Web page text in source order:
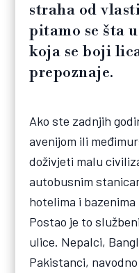
straha od
pitamo se šta
koja se boji
prepoznaje.
Ako ste zadnjih
avenijom ili
doživjeti malu
autobusnim
hotelima i bazenima
Postao je to
ulice. Nepalci,
Pakistanci,